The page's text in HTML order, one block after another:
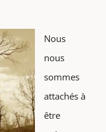
Nous
nous
sommes
attachés à
être